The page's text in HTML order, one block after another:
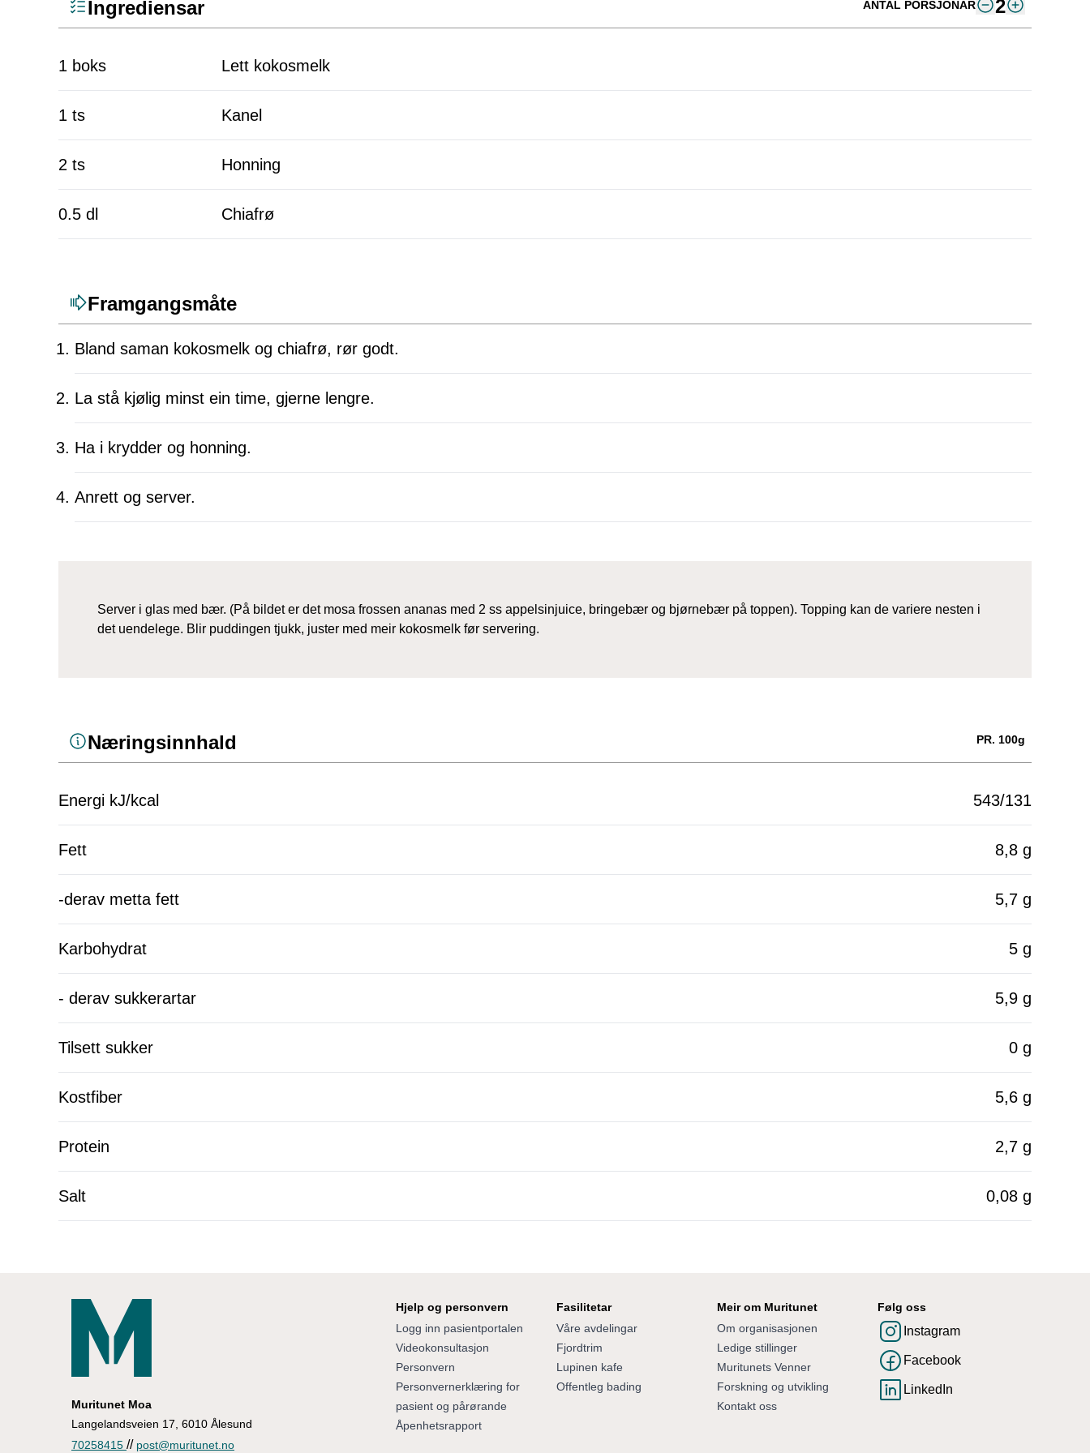
Ingrediensar ANTAL PORSJONAR 2
1 boks Lett kokosmelk
1 ts Kanel
2 ts Honning
0.5 dl Chiafrø
Framgangsmåte
Bland saman kokosmelk og chiafrø, rør godt.
La stå kjølig minst ein time, gjerne lengre.
Ha i krydder og honning.
Anrett og server.
Server i glas med bær. (På bildet er det mosa frossen ananas med 2 ss appelsinjuice, bringebær og bjørnebær på toppen). Topping kan de variere nesten i
det uendelege. Blir puddingen tjukk, juster med meir kokosmelk før servering.
Næringsinnhald PR. 100g
Energi kJ/kcal 543/131
Fett 8,8 g
-derav metta fett 5,7 g
Karbohydrat 5 g
- derav sukkerartar 5,9 g
Tilsett sukker 0 g
Kostfiber 5,6 g
Protein 2,7 g
Salt 0,08 g
Muritunet Moa
Langelandsveien 17, 6010 Ålesund
70258415 // post@muritunet.no
Hjelp og personvern
Logg inn pasientportalen
Videokonsultasjon
Personvern
Personvernerklæring for
pasient og pårørande
Åpenhetsrapport
Fasilitetar
Våre avdelingar
Fjordtrim
Lupinen kafe
Offentleg bading
Meir om Muritunet
Om organisasjonen
Ledige stillinger
Muritunets Venner
Forskning og utvikling
Kontakt oss
Følg oss
Instagram
Facebook
LinkedIn